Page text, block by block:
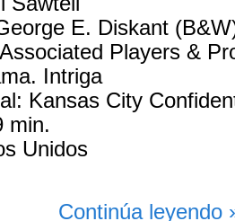
E. Diskant
Players &
Intriga
Kansas City
min.
Unidos
Continúa leyendo